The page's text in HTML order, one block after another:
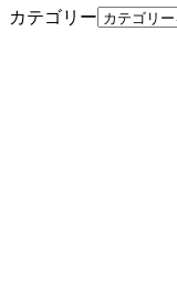
カテゴリー